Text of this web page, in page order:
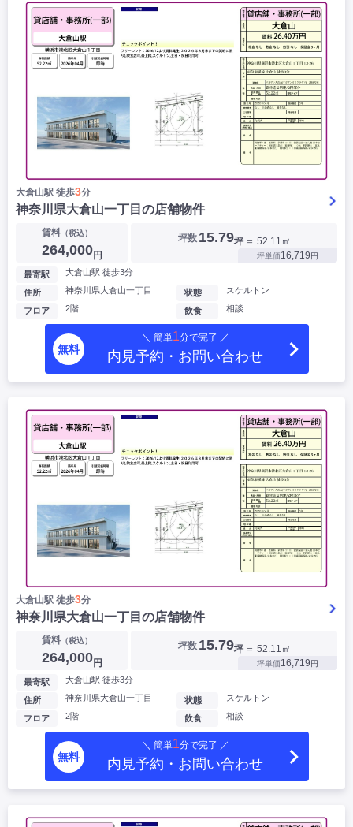
大倉山駅 徒歩3分
神奈川県大倉山一丁目の店舗物件
賃料（税込）
264,000円
坪数 15.79坪 ＝ 52.11㎡
坪単価16,719円
最寄駅 大倉山駅 徒歩3分
住所 神奈川県大倉山一丁目
フロア 2階
状態 スケルトン
飲食 相談
無料
＼ 簡単1分で完了 ／
内見予約・お問い合わせ
大倉山駅 徒歩3分
神奈川県大倉山一丁目の店舗物件
賃料（税込）
264,000円
坪数 15.79坪 ＝ 52.11㎡
坪単価16,719円
最寄駅 大倉山駅 徒歩3分
住所 神奈川県大倉山一丁目
フロア 2階
状態 スケルトン
飲食 相談
無料
＼ 簡単1分で完了 ／
内見予約・お問い合わせ